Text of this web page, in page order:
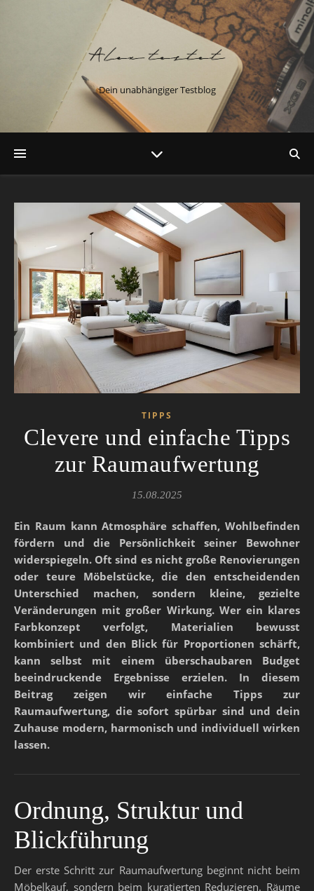
Dein unabhängiger Testblog
TIPPS
Clevere und einfache Tipps
zur Raumaufwertung
15.08.2025
Ein Raum kann Atmosphäre schaffen, Wohlbefinden
fördern und die Persönlichkeit seiner Bewohner
widerspiegeln. Oft sind es nicht große Renovierungen
oder teure Möbelstücke, die den entscheidenden
Unterschied machen, sondern kleine, gezielte
Veränderungen mit großer Wirkung. Wer ein klares
Farbkonzept verfolgt, Materialien bewusst
kombiniert und den Blick für Proportionen schärft,
kann selbst mit einem überschaubaren Budget
beeindruckende Ergebnisse erzielen. In diesem
Beitrag zeigen wir einfache Tipps zur
Raumaufwertung, die sofort spürbar sind und dein
Zuhause modern, harmonisch und individuell wirken
lassen.
Ordnung, Struktur und
Blickführung
Der erste Schritt zur Raumaufwertung beginnt nicht beim
Möbelkauf, sondern beim kuratierten Reduzieren. Räume